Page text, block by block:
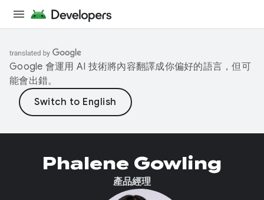
Google 會運用 AI 技術將內容翻譯成你偏好的語言，但可
能會出錯。
Phalene Gowling
產品經理